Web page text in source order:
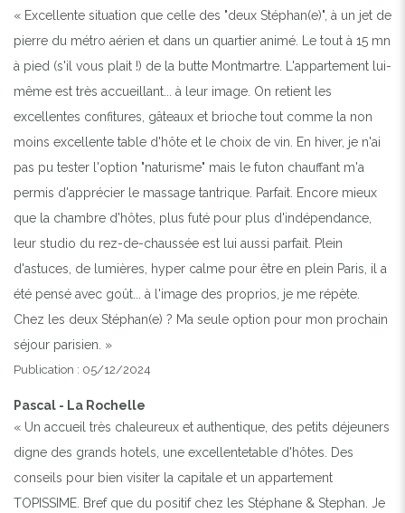
« Excellente situation que celle des "deux Stéphan(e)", à un jet de
pierre du métro aérien et dans un quartier animé. Le tout à 15 mn
à pied (s'il vous plait !) de la butte Montmartre. L'appartement lui-
même est très accueillant... à leur image. On retient les
excellentes confitures, gâteaux et brioche tout comme la non
moins excellente table d'hôte et le choix de vin. En hiver, je n'ai
pas pu tester l'option "naturisme" mais le futon chauffant m'a
permis d'apprécier le massage tantrique. Parfait. Encore mieux
que la chambre d'hôtes, plus futé pour plus d'indépendance,
leur studio du rez-de-chaussée est lui aussi parfait. Plein
d'astuces, de lumières, hyper calme pour être en plein Paris, il a
été pensé avec goût... à l'image des proprios, je me répète.
Chez les deux Stéphan(e) ? Ma seule option pour mon prochain
séjour parisien. »
Publication : 05/12/2024
Pascal - La Rochelle
« Un accueil très chaleureux et authentique, des petits déjeuners
digne des grands hotels, une excellentetable d'hôtes. Des
conseils pour bien visiter la capitale et un appartement
TOPISSIME. Bref que du positif chez les Stéphane & Stephan. Je